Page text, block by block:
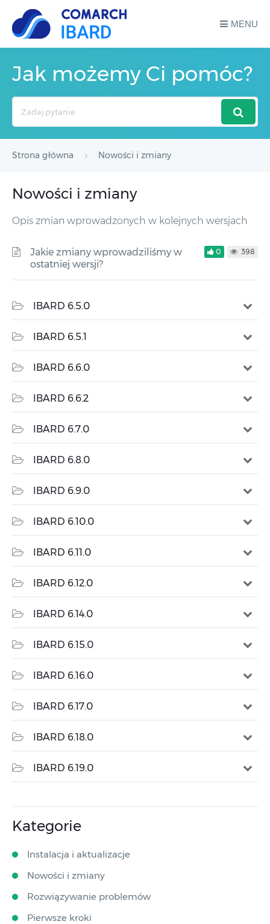
MENU
Jak możemy Ci pomóc?
Strona główna Nowości i zmiany
Nowości i zmiany
Opis zmian wprowadzonych w kolejnych wersjach
Jakie zmiany wprowadziliśmy w
ostatniej wersji?
0 398
IBARD 6.5.0
IBARD 6.5.1
IBARD 6.6.0
IBARD 6.6.2
IBARD 6.7.0
IBARD 6.8.0
IBARD 6.9.0
IBARD 6.10.0
IBARD 6.11.0
IBARD 6.12.0
IBARD 6.14.0
IBARD 6.15.0
IBARD 6.16.0
IBARD 6.17.0
IBARD 6.18.0
IBARD 6.19.0
Kategorie
Instalacja i aktualizacje
Nowości i zmiany
Rozwiązywanie problemów
Pierwsze kroki